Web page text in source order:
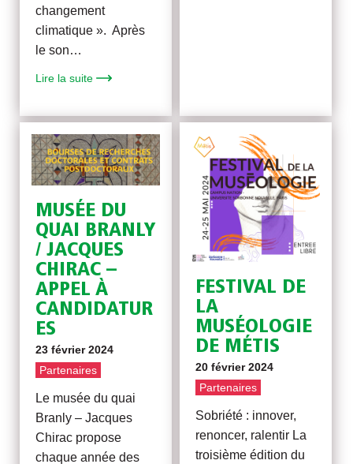
changement
climatique ». Après
le son…
Lire la suite
MUSÉE DU
QUAI BRANLY
/ JACQUES
CHIRAC –
APPEL À
CANDIDATUR
ES
23 février 2024
Partenaires
Le musée du quai
Branly – Jacques
Chirac propose
chaque année des
FESTIVAL DE
LA
MUSÉOLOGIE
DE MÉTIS
20 février 2024
Partenaires
Sobriété : innover,
renoncer, ralentir La
troisième édition du